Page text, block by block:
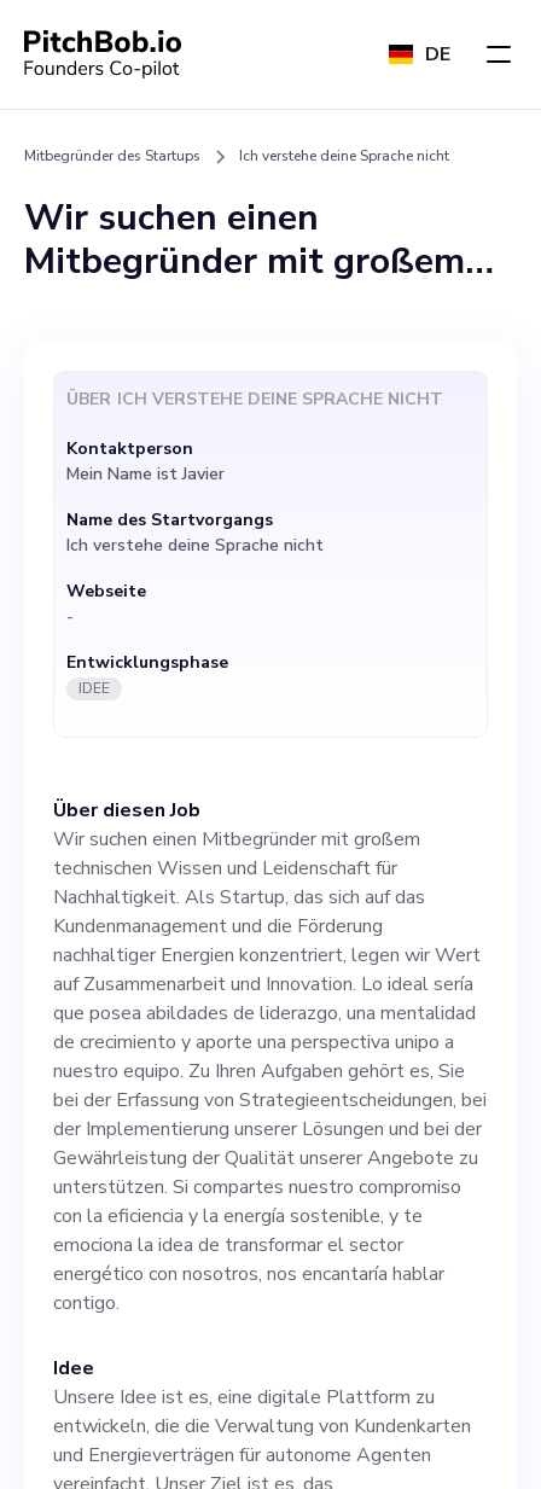
DE
Mitbegründer des Startups Ich verstehe deine Sprache nicht
Wir suchen einen
Mitbegründer mit großem
Nachhaltigkeit. Als Startup,
das sich auf das
Kundenmanagement und die
Förderung nachhaltiger
Energien konzentriert, legen
wir Wert auf
Zusammenarbeit und
Innovation. Lo ideal sería
crecimiento y aporte una
perspectiva unipo a nuestro
equipo. Zu Ihren Aufgaben
gehört es, Sie bei der
Erfassung von
Strategieentscheidungen,
bei der Implementierung
unserer Lösungen und bei
der Gewährleistung der
Qualität unserer Angebote
zu unterstützen. Si
compartes nuestro
compromiso con la eficiencia
y la energía sostenible, y te
emociona la idea de
transformar el sector
Über diesen Job
Wir suchen einen Mitbegründer mit großem
technischen Wissen und Leidenschaft für
Nachhaltigkeit. Als Startup, das sich auf das
Kundenmanagement und die Förderung
nachhaltiger Energien konzentriert, legen wir Wert
auf Zusammenarbeit und Innovation. Lo ideal sería
que posea abildades de liderazgo, una mentalidad
de crecimiento y aporte una perspectiva unipo a
nuestro equipo. Zu Ihren Aufgaben gehört es, Sie
bei der Erfassung von Strategieentscheidungen, bei
der Implementierung unserer Lösungen und bei der
Gewährleistung der Qualität unserer Angebote zu
unterstützen. Si compartes nuestro compromiso
con la eficiencia y la energía sostenible, y te
emociona la idea de transformar el sector
energético con nosotros, nos encantaría hablar
contigo.
Idee
Unsere Idee ist es, eine digitale Plattform zu
entwickeln, die die Verwaltung von Kundenkarten
und Energieverträgen für autonome Agenten
ÜBER ICH VERSTEHE DEINE SPRACHE NICHT
Kontaktperson
Mein Name ist Javier
Name des Startvorgangs
Ich verstehe deine Sprache nicht
Webseite
-
Entwicklungsphase
IDEE